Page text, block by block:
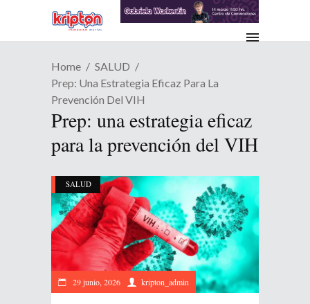
Home
SALUD
Prep: Una Estrategia Eficaz Para La
Prevención Del VIH
Prep: una estrategia eficaz
para la prevención del VIH
SALUD
29 junio, 2026 kripton_admin